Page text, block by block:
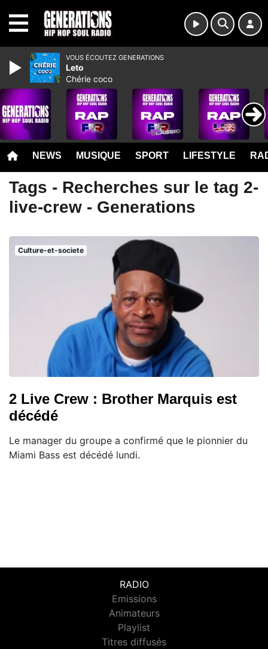
NEWS MUSIQUE SPORT LIFESTYLE
Tags - Recherches sur le tag 2-
live-crew - Generations
Culture-et-societe
2 Live Crew : Brother Marquis est
décédé
Le manager du groupe a confirmé que le pionnier du
Miami Bass est décédé lundi.
RADIO
Emissions
Animateurs
Playlist
Titres diffusés
VOUS ÉCOUTEZ GENERATIONS
Leto
Chérie coco